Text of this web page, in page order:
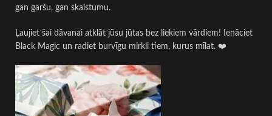
gan garšu, gan skaistumu.
Ļaujiet šai dāvanai atklāt jūsu jūtas bez liekiem vārdiem! Ienāciet
Black Magic un radiet burvīgu mirkli tiem, kurus mīlat. ❤️